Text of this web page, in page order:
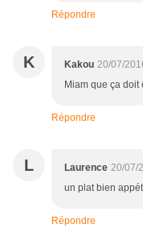
Répondre
K Kakou 20/07/
Miam que ça doit
Répondre
L Laurence 20/07/
un plat bien
Répondre